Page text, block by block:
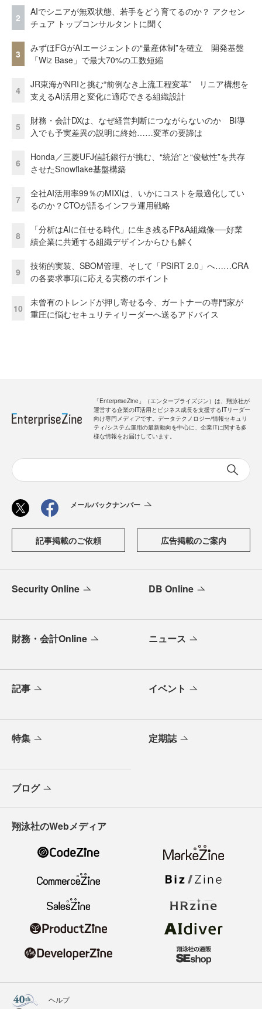
2
AIでシニアが無双状態、若手をどう育てるのか？ アクセン
チュア トップコンサルタントに聞く
3
みずほFGがAIエージェントの“量産体制”を確立 開発基盤
「Wiz Base」で最大70%の工数短縮
4
JR東海がNRIと挑む“前例なき上流工程変革” リニア構想を
支えるAI活用と変化に適応できる組織設計
5
財務・会計DXは、なぜ経営判断につながらないのか BI導
入でも予実差異の説明に終始……変革の要諦は
6
Honda／三菱UFJ信託銀行が挑む、“統治”と“俊敏性”を共存
させたSnowflake基盤構築
7
全社AI活用率99％のMIXIは、いかにコストを最適化してい
るのか？CTOが語るインフラ運用戦略
8
「分析はAIに任せる時代」に生き残るFP&A組織像──好業
績企業に共通する組織デザインからひも解く
9
技術的実装、SBOM管理、そして「PSIRT 2.0」へ……CRA
の各要求事項に応える実務のポイント
10
未曾有のトレンドが押し寄せる今、ガートナーの専門家が
重圧に悩むセキュリティリーダーへ送るアドバイス
「EnterpriseZine」（エンタープライズジン）は、翔泳社が
運営する企業のIT活用とビジネス成長を支援するITリーダー
向け専門メディアです。データテクノロジー/情報セキュリ
ティ/システム運用の最新動向を中心に、企業ITに関する多
様な情報をお届けしています。
メールバックナンバー
記事掲載のご依頼 広告掲載のご案内
Security Online DB Online
財務・会計Online ニュース
記事 イベント
特集 定期誌
ブログ
翔泳社のWebメディア
ヘルプ